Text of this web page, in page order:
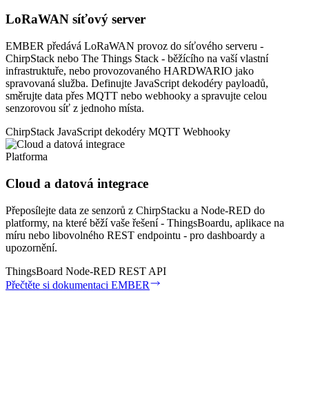
LoRaWAN síťový server
EMBER předává LoRaWAN provoz do síťového serveru -
ChirpStack nebo The Things Stack - běžícího na vaší vlastní
infrastruktuře, nebo provozovaného HARDWARIO jako
spravovaná služba. Definujte JavaScript dekodéry payloadů,
směrujte data přes MQTT nebo webhooky a spravujte celou
senzorovou síť z jednoho místa.
ChirpStack JavaScript dekodéry MQTT Webhooky
Platforma
Cloud a datová integrace
Přeposílejte data ze senzorů z ChirpStacku a Node-RED do
platformy, na které běží vaše řešení - ThingsBoardu, aplikace na
míru nebo libovolného REST endpointu - pro dashboardy a
upozornění.
ThingsBoard Node-RED REST API
Přečtěte si dokumentaci EMBER